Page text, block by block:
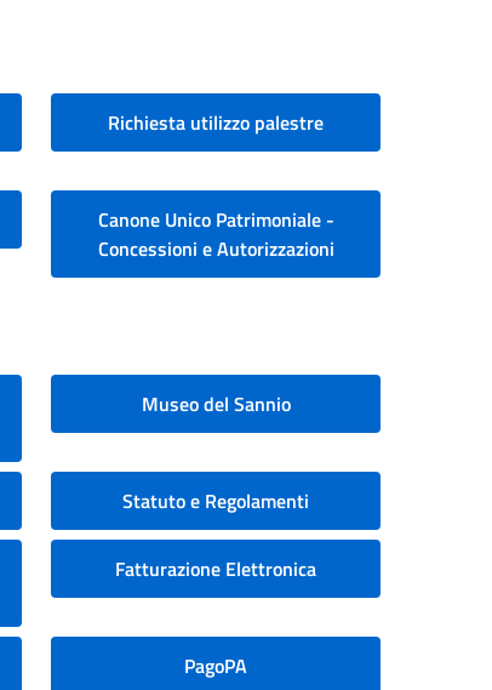
Richiesta utilizzo palestre
Canone Unico Patrimoniale -
Concessioni e Autorizzazioni
Museo del Sannio
Statuto e Regolamenti
Fatturazione Elettronica
PagoPA